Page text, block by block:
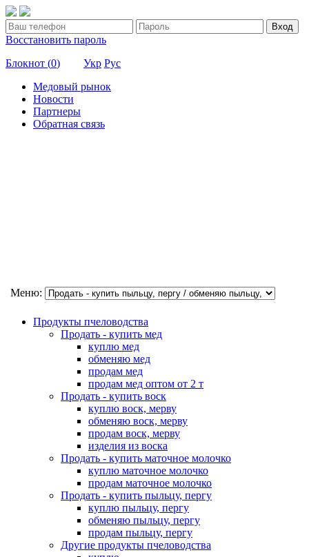
Вход
Восстановить пароль
Блокнот (0) Укр Рус
Медовый рынок
Новости
Партнеры
Обратная связь
Меню:
Продукты пчеловодства
Продать - купить мед
куплю мед
обменяю мед
продам мед
продам мед оптом от 2 т
Продать - купить воск
куплю воск, мерву
обменяю воск, мерву
продам воск, мерву
изделия из воска
Продать - купить маточное молочко
куплю маточное молочко
продам маточное молочко
Продать - купить пыльцу, пергу
куплю пыльцу, пергу
обменяю пыльцу, пергу
продам пыльцу, пергу
Другие продукты пчеловодства